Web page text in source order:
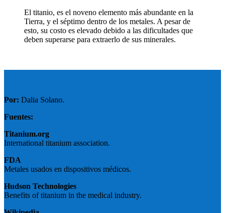
El titanio, es el noveno elemento más abundante en la
Tierra, y el séptimo dentro de los metales. A pesar de
esto, su costo es elevado debido a las dificultades que
deben superarse para extraerlo de sus minerales.
Por: Dalia Solano.
Fuentes:
Titanium.org
International titanium association.
FDA
Metales usados en dispositivos médicos.
Hudson Technologies
Benefits of titanium in the medical industry.